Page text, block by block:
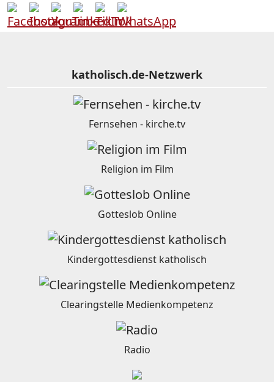
katholisch.de-Netzwerk
Fernsehen - kirche.tv
Religion im Film
Gotteslob Online
Kindergottesdienst katholisch
Clearingstelle Medienkompetenz
Radio